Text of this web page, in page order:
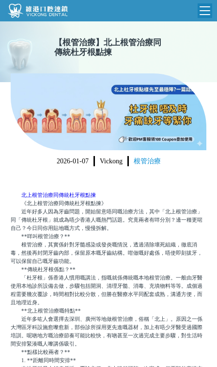
維港首頁
品牌介紹
環境設備
醫院新聞
收費標準
收費總表
植牙收費
根管收費
美學收費
箍牙收費
醫生團隊
門診時間
【根管治療】 北上根管治療同
傳統杜牙根點揀
2026-01-07 Vickong 根管治療
北上根管治療同傳統杜牙根點揀
《北上根管治療同傳統杜牙根點揀》
近年好多人因為牙齒問題，開始留意唔同嘅治療方法，其中「北上根管治療」
同「傳統杜牙根」就成為唔少香港人嘅熱門話題。究竟兩者有咩分別？邊一種更啱
自己？今日同你用貼地嘅方式，慢慢拆解。
**咩叫根管治療？**
根管治療，其實係針對牙髓感染或發炎嘅情況，透過清除壞死組織，徹底消
毒，然後再封閉牙齒內部，保留原本嘅牙齒結構。咁做嘅好處係，唔使即刻拔牙，
可以保留自己嘅牙齒功能。
**傳統杜牙根係點？**
「杜牙根」係香港人慣用嘅講法，指嘅就係傳統嘅本地根管治療。一般由牙醫
使用本地診所設備去做，步驟包括開洞、清理牙髓、消毒、充填物料等等。成個過
程需要幾次覆診，時間相對比較分散，但勝在醫療水平同配套成熟，溝通方便，而
且地理近身。
**北上根管治療嘅特點**
近年多咗人會選擇去深圳、廣州等地做根管治療，俗稱「北上」。原因之一係
大灣區牙科設施愈嚟愈新，部份診所採用更先進嘅器材，加上有唔少牙醫受過國際
培訓。呢啲地方嘅治療節奏可能比較快，有啲甚至一次過完成主要步驟，對生活時
間安排緊湊嘅人嚟講係吸引。
**點樣比較兩者？**
1. **距離同時間安排**